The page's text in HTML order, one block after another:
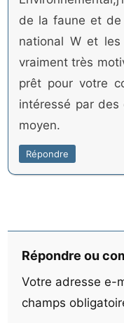
de la faune et
national W et
vraiment très
prêt pour votre
intéressé par des
moyen.
Répondre
Répondre ou
Votre adresse e-
champs